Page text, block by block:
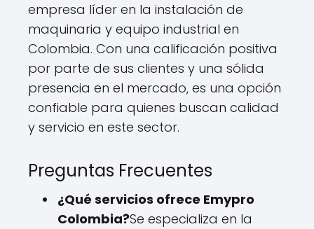
empresa líder en la instalación de
maquinaria y equipo industrial en
Colombia. Con una calificación positiva
por parte de sus clientes y una sólida
presencia en el mercado, es una opción
confiable para quienes buscan calidad
y servicio en este sector.
Preguntas Frecuentes
¿Qué servicios ofrece Emypro
Colombia?Se especializa en la